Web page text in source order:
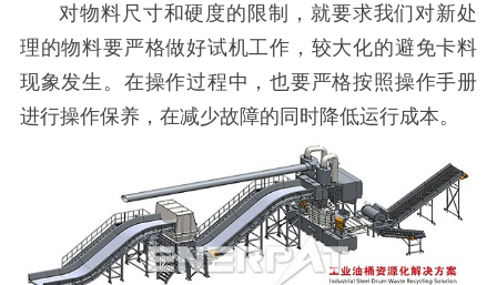
对物料尺寸和硬度的限制，就要求我们对新处
理的物料要严格做好试机工作，较大化的避免卡料
现象发生。在操作过程中，也要严格按照操作手册
进行操作保养，在减少故障的同时降低运行成本。